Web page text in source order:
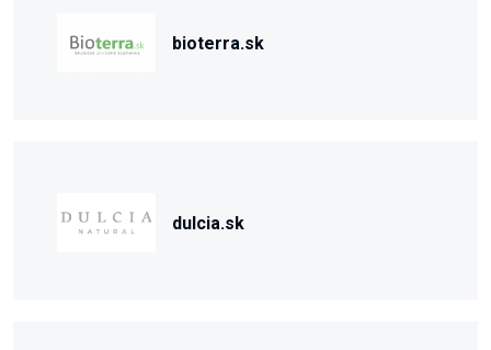
bioterra.sk
dulcia.sk